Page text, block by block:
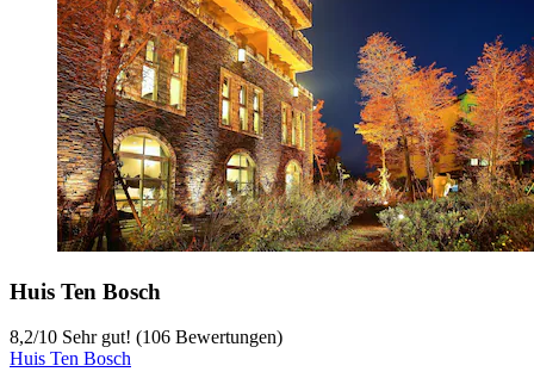
Huis Ten Bosch
8,2/10 Sehr gut! (106 Bewertungen)
Huis Ten Bosch